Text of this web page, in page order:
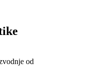
od